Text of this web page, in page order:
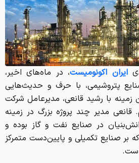
ایران اکونومیست، در ماه‌های اخیر،
پتروشیمی، با حرف و حدیث‌هایی
زمینه با رشید قانعی، مدیرعامل شرکت
قانعی مدیر چند پروژه بزرگ در زمینه
در صنایع نفت و گاز بوده و
بر صنایع تکمیلی و پایین‌دست متمرکز